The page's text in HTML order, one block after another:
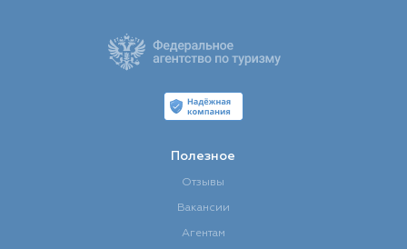
Полезное
Отзывы
Вакансии
Агентам